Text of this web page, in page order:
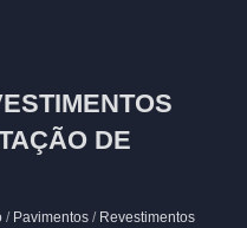
DE
/ Pavimentos / Revestimentos